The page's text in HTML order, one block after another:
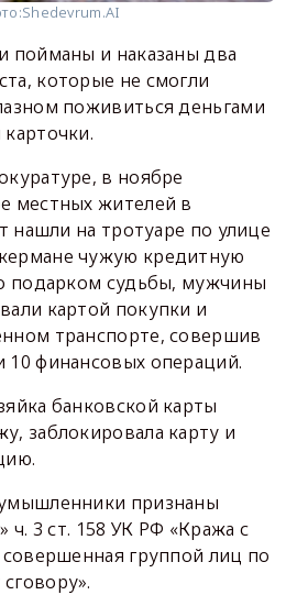
Shedevrum.AI
пойманы и наказаны два
которые не смогли
поживиться деньгами
в ноябре
местных жителей в
нашли на тротуаре по улице
чужую кредитную
подарком судьбы, мужчины
картой покупки и
транспорте, совершив
финансовых операций.
банковской карты
заблокировала карту и
признаны
ч. 3 ст. 158 УК РФ «Кража с
совершенная группой лиц по